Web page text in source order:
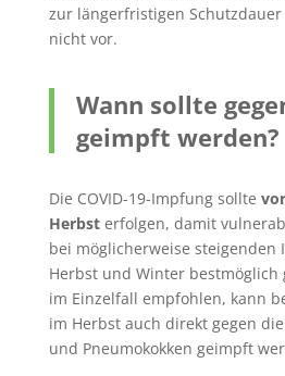
zur längerfristigen
nicht vor.
Wann sollte
geimpft werden?
Die COVID-19-Impfung sollte
Herbsterfolgen, damit
bei möglicherweise steigenden
Herbst und Winter bestmöglich
im Einzelfall empfohlen, kann
im Herbst auch direkt gegen
und Pneumokokken geimpft